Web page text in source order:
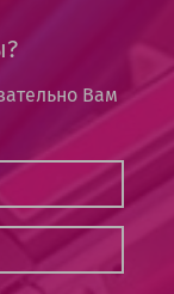
Вам